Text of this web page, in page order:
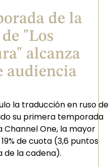
de la
"Los
alcanza
audiencia
la traducción en ruso de
su primera temporada
One, la mayor
de cuota (3,6 puntos
de la cadena).